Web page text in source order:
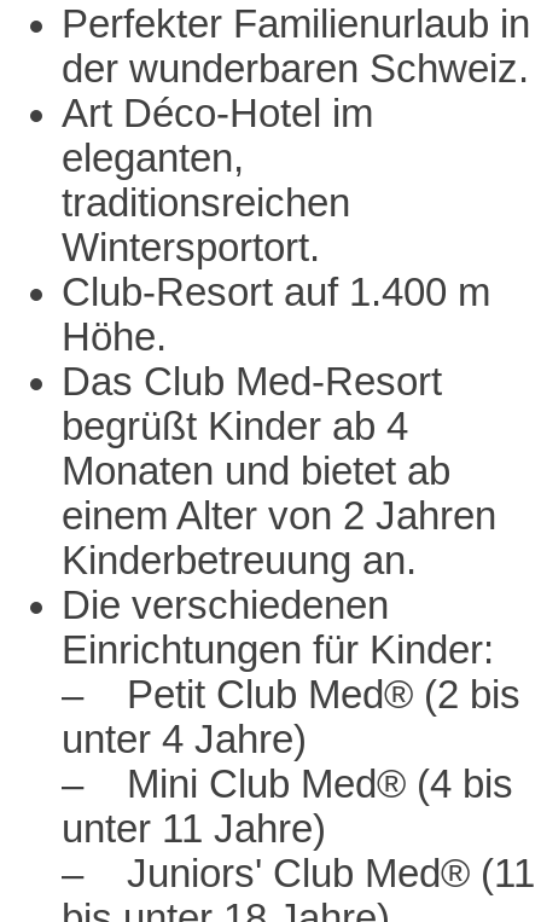
Perfekter Familienurlaub in
der wunderbaren Schweiz.
Art Déco-Hotel im
eleganten,
traditionsreichen
Wintersportort.
Club-Resort auf 1.400 m
Höhe.
Das Club Med-Resort
begrüßt Kinder ab 4
Monaten und bietet ab
einem Alter von 2 Jahren
Kinderbetreuung an.
Die verschiedenen
Einrichtungen für Kinder:
– Petit Club Med® (2 bis
unter 4 Jahre)
– Mini Club Med® (4 bis
unter 11 Jahre)
– Juniors' Club Med® (11